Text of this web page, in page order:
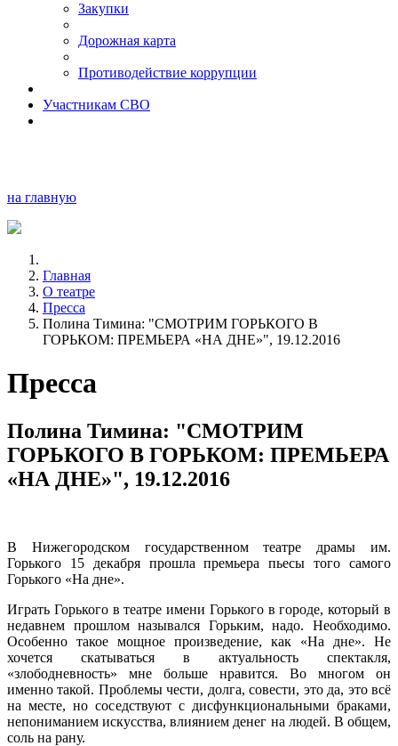
Закупки
Дорожная карта
Противодействие коррупции
Участникам СВО
на главную
Главная
О театре
Пресса
Полина Тимина: "СМОТРИМ ГОРЬКОГО В
ГОРЬКОМ: ПРЕМЬЕРА «НА ДНЕ»", 19.12.2016
Пресса
Полина Тимина: "СМОТРИМ
ГОРЬКОГО В ГОРЬКОМ: ПРЕМЬЕРА
«НА ДНЕ»", 19.12.2016
В Нижегородском государственном театре драмы им.
Горького 15 декабря прошла премьера пьесы того самого
Горького «На дне».
Играть Горького в театре имени Горького в городе, который в
недавнем прошлом назывался Горьким, надо. Необходимо.
Особенно такое мощное произведение, как «На дне». Не
хочется скатываться в актуальность спектакля,
«злободневность» мне больше нравится. Во многом он
именно такой. Проблемы чести, долга, совести, это да, это всё
на месте, но соседствуют с дисфункциональными браками,
непониманием искусства, влиянием денег на людей. В общем,
соль на рану.